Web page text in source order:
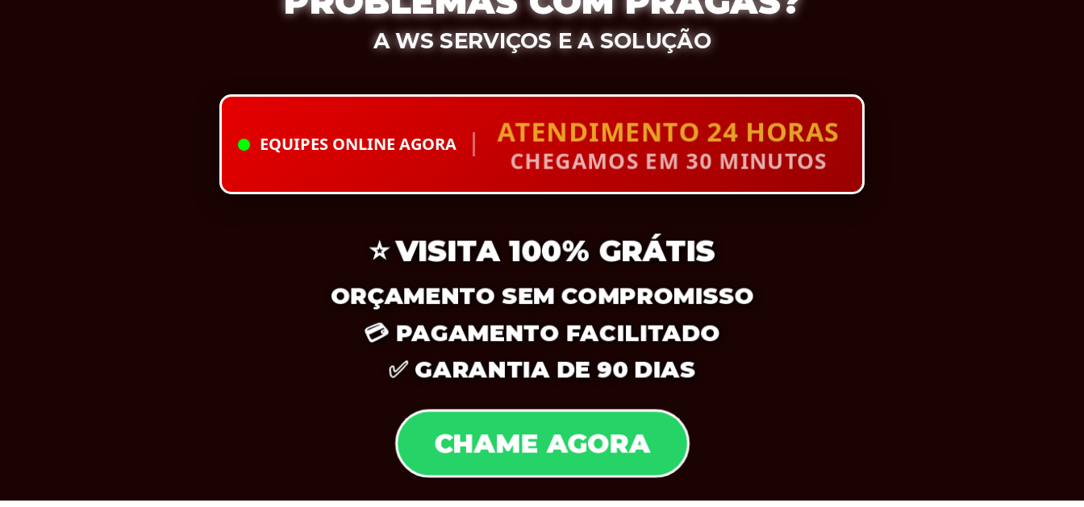
A WS SERVIÇOS E A SOLUÇÃO
EQUIPES ONLINE AGORA ATENDIMENTO 24 HORAS
CHEGAMOS EM 30 MINUTOS
⭐ VISITA 100% GRÁTIS
ORÇAMENTO SEM COMPROMISSO
💳 PAGAMENTO FACILITADO
✅ GARANTIA DE 90 DIAS
CHAME AGORA